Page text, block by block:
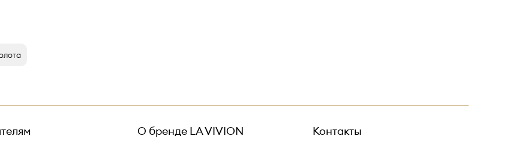
О бренде LA VIVION Контакты